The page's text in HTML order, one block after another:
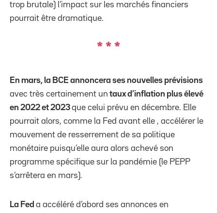
trop brutale) l’impact sur les marchés financiers
pourrait être dramatique.
* * *
En mars, la BCE annoncera ses nouvelles prévisions
avec très certainement un taux d’inflation plus élevé
en 2022 et 2023que celui prévu en décembre. Elle
pourrait alors, comme la Fed avant elle , accélérer le
mouvement de resserrement de sa politique
monétaire puisqu’elle aura alors achevé son
programme spécifique sur la pandémie (le PEPP
s’arrêtera en mars).
La Fed a accéléré d’abord ses annonces en